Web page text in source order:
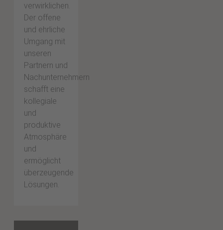
verwirklichen.
Der offene
und ehrliche
Umgang mit
unseren
Partnern und
Nachunternehmern
schafft eine
kollegiale
und
produktive
Atmosphäre
und
ermöglicht
überzeugende
Lösungen.